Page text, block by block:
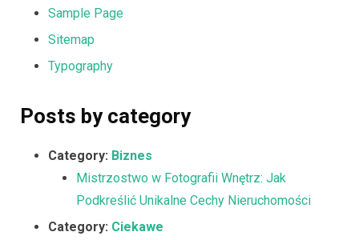
Sample Page
Sitemap
Typography
Posts by category
Category: Biznes
Mistrzostwo w Fotografii Wnętrz: Jak
Podkreślić Unikalne Cechy Nieruchomości
Category: Ciekawe